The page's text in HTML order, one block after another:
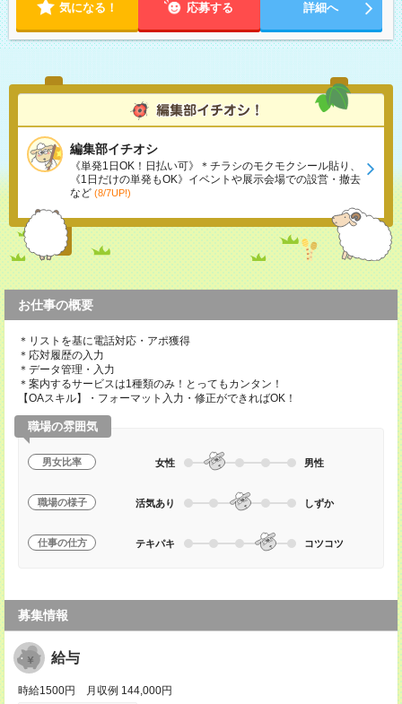
気になる！ 応募する 詳細へ
編集部イチオシ
《単発1日OK！日払い可》＊チラシのモクモクシール貼り、
《1日だけの単発もOK》イベントや展示会場での設営・撤去
など (8/7UP!)
お仕事の概要
＊リストを基に電話対応・アポ獲得
＊応対履歴の入力
＊データ管理・入力
＊案内するサービスは1種類のみ！とってもカンタン！
【OAスキル】・フォーマット入力・修正ができればOK！
職場の雰囲気
男女比率 女性 男性
職場の様子 活気あり しずか
仕事の仕方 テキパキ コツコツ
募集情報
給与
時給1500円 月収例 144,000円